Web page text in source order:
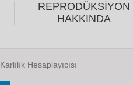
REPRODÜKSIYON
HAKKINDA
Karlılık Hesaplayıcısı